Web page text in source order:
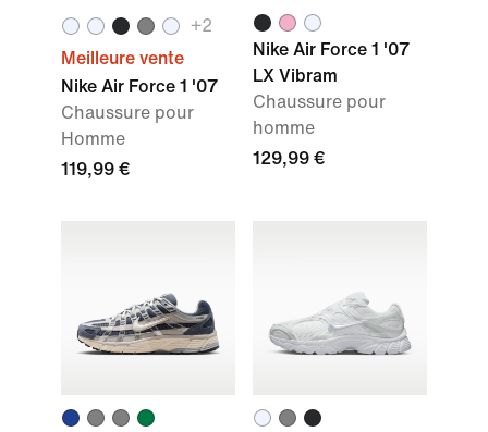
+2
Meilleure vente
Nike Air Force 1 '07
Chaussure pour
Homme
119,99 €
Nike Air Force 1 '07
LX Vibram
Chaussure pour
homme
129,99 €